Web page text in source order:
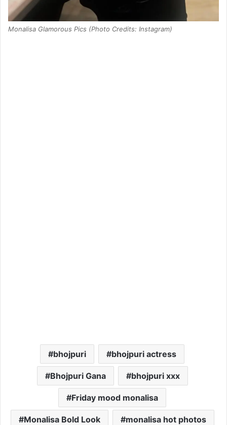
Monalisa Glamorous Pics (Photo Credits: Instagram)
bhojpuri bhojpuri actress
Bhojpuri Gana bhojpuri xxx
Friday mood monalisa
Monalisa Bold Look monalisa hot photos